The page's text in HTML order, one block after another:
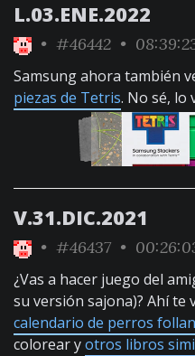
L.03.ENE.2022
• #46442 •
Samsung ahora también
piezas de Tetris. No sé, lo
V.31.DIC.2021
• #46437 •
¿Vas a hacer juego del
su versión sajona)? Ahí te
calendario de perros
colorear yotros libros